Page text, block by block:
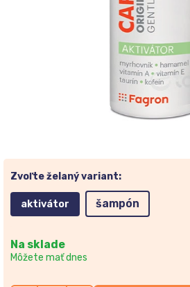
Zvoľte želaný variant:
aktivátor šampón
Na sklade
Môžete mať dnes